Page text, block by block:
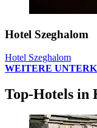
Hotel Szeghalom
Hotel Szeghalom
WEITERE
Top-Hotels in